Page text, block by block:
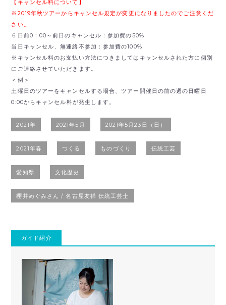
【キャンセル料について】
※2019年秋ツアーからキャンセル規定が変更になりましたのでご注意くだ
さい。
６日前0：00～前日のキャンセル：参加費の50%
当日キャンセル、無連絡不参加：参加費の100%
※キャンセル料のお支払い方法につきましてはキャンセルされた方に個別
にご連絡させていただきます。
＜例＞
土曜日のツアーをキャンセルする場合、ツアー開催日の前の週の日曜日
0:00からキャンセル料が発生します。
2021年 2021年5月 2021年5月23日（日）
2021年春 つくる ものづくり 伝統工芸
愛知県 文化歴史
櫻井めぐみさん / 名古屋友禅 伝統工芸士
ガイド紹介